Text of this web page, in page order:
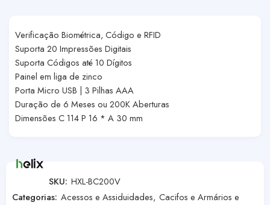
Verificação Biométrica, Código e RFID
Suporta 20 Impressões Digitais
Suporta Códigos até 10 Dígitos
Painel em liga de zinco
Porta Micro USB | 3 Pilhas AAA
Duração de 6 Meses ou 200K Aberturas
Dimensões C 114 P 16 * A 30 mm
SKU: HXL-BC200V
Categorias: Acessos e Assiduidades, Cacifos e Armários e